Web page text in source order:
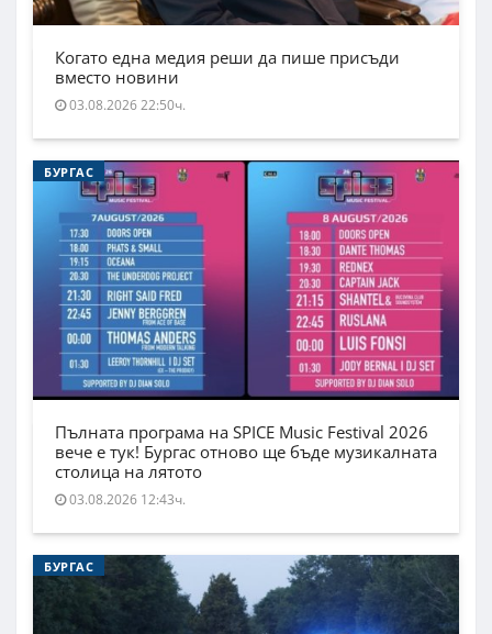
Когато една медия реши да пише присъди
вместо новини
03.08.2026 22:50ч.
БУРГАС
Пълната програма на SPICE Music Festival 2026
вече е тук! Бургас отново ще бъде музикалната
столица на лятото
03.08.2026 12:43ч.
БУРГАС